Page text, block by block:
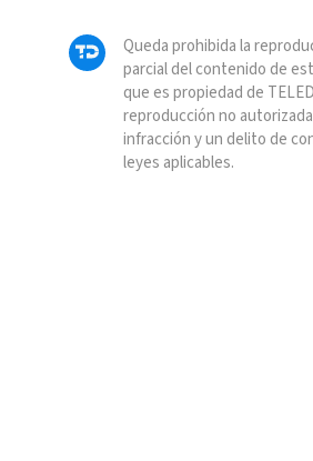
Queda prohibida la
parcial del contenido de
que es propiedad de
reproducción no
infracción y un delito de
leyes aplicables.